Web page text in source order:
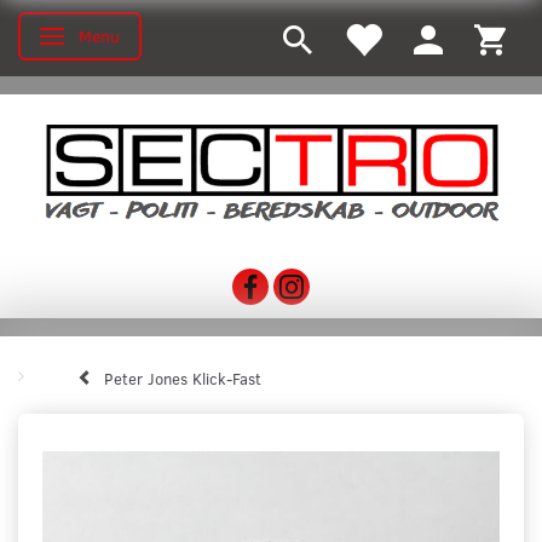
Skifte navigation
Menu
Peter Jones Klick-Fast